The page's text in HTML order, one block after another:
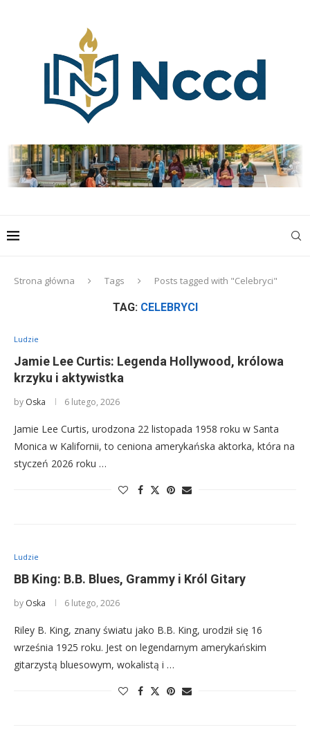
Strona główna Tags Posts tagged with "Celebryci"
TAG: CELEBRYCI
Ludzie
Jamie Lee Curtis: Legenda Hollywood, królowa
krzyku i aktywistka
by Oska 6 lutego, 2026
Jamie Lee Curtis, urodzona 22 listopada 1958 roku w Santa
Monica w Kalifornii, to ceniona amerykańska aktorka, która na
styczeń 2026 roku …
Ludzie
BB King: B.B. Blues, Grammy i Król Gitary
by Oska 6 lutego, 2026
Riley B. King, znany światu jako B.B. King, urodził się 16
września 1925 roku. Jest on legendarnym amerykańskim
gitarzystą bluesowym, wokalistą i …